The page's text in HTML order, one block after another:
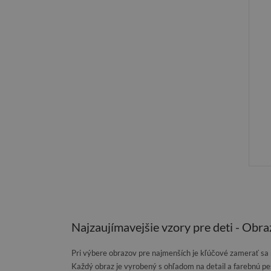
Najzaujímavejšie vzory pre deti -
Pri výbere obrazov pre najmenších je kľúčové zamerať
Každý obraz je vyrobený s ohľadom na detail a farebnú